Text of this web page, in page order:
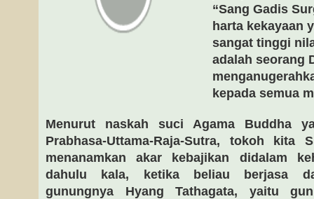
“Sang Gadis
harta kekayaan
sangat tinggi
adalah seorang
kepada semua
Menurut naskah suci Agama Buddha
Prabhasa-Uttama-Raja-Sutra, tokoh kita
menanamkan akar kebajikan didalam
dahulu kala, ketika beliau berjasa
gunungnya Hyang Tathagata, yaitu